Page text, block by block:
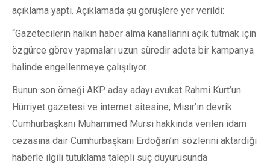
açıklama yaptı. Açıklamada şu görüşlere yer verildi:
“Gazetecilerin halkın haber alma kanallarını açık tutmak için
özgürce görev yapmaları uzun süredir adeta bir kampanya
halinde engellenmeye çalışılıyor.
Bunun son örneği AKP aday adayı avukat Rahmi Kurt’un
Hürriyet gazetesi ve internet sitesine, Mısır’ın devrik
Cumhurbaşkanı Muhammed Mursi hakkında verilen idam
cezasına dair Cumhurbaşkanı Erdoğan’ın sözlerini aktardığı
haberle ilgili tutuklama talepli suç duyurusunda